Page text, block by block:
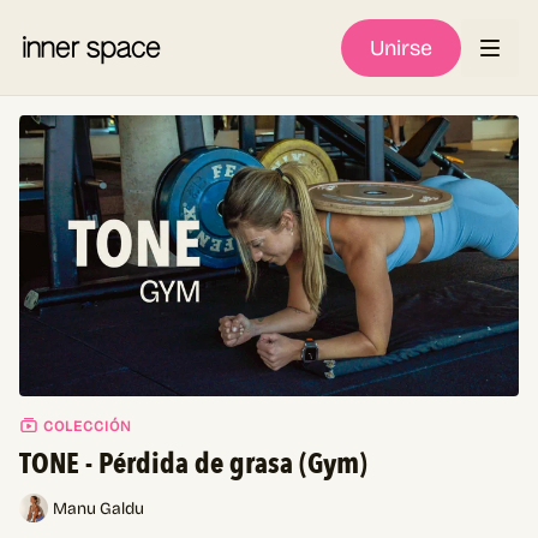
Unirse
COLECCIÓN
TONE - Pérdida de grasa (Gym)
Manu Galdu